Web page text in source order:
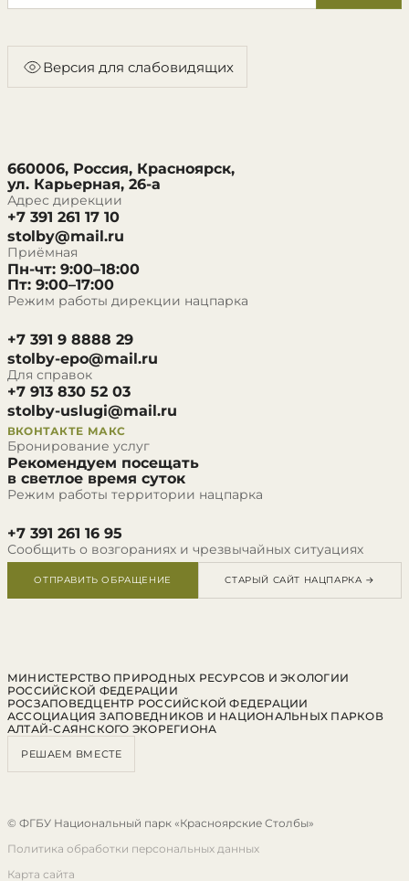
Версия для слабовидящих
660006, Россия, Красноярск,
ул. Карьерная, 26-а
Адрес дирекции
+7 391 261 17 10
stolby@mail.ru
Приёмная
Пн-чт: 9:00–18:00
Пт: 9:00–17:00
Режим работы дирекции нацпарка
+7 391 9 8888 29
stolby-epo@mail.ru
Для справок
+7 913 830 52 03
stolby-uslugi@mail.ru
ВКОНТАКТЕ МАКС
Бронирование услуг
Рекомендуем посещать
в светлое время суток
Режим работы территории нацпарка
+7 391 261 16 95
Сообщить о возгораниях и чрезвычайных ситуациях
ОТПРАВИТЬ ОБРАЩЕНИЕ СТАРЫЙ САЙТ НАЦПАРКА →
МИНИСТЕРСТВО ПРИРОДНЫХ РЕСУРСОВ И ЭКОЛОГИИ
РОССИЙСКОЙ ФЕДЕРАЦИИ
РОСЗАПОВЕДЦЕНТР РОССИЙСКОЙ ФЕДЕРАЦИИ
АССОЦИАЦИЯ ЗАПОВЕДНИКОВ И НАЦИОНАЛЬНЫХ ПАРКОВ
АЛТАЙ-САЯНСКОГО ЭКОРЕГИОНА
РЕШАЕМ ВМЕСТЕ
© ФГБУ Национальный парк «Красноярские Столбы»
Политика обработки персональных данных
Карта сайта